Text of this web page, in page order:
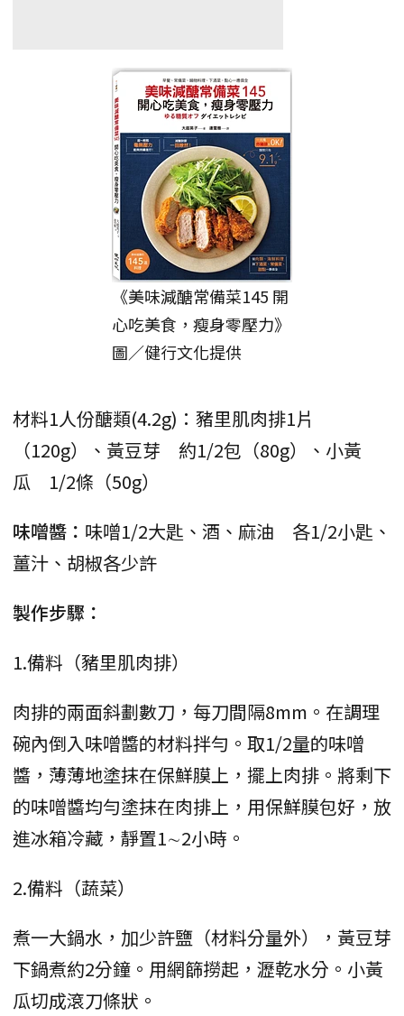
《美味減醣常備菜145 開
心吃美食，瘦身零壓力》
圖／健行文化提供
材料1人份醣類(4.2g)：豬里肌肉排1片
（120g）、黃豆芽 約1/2包（80g）、小黃
瓜 1/2條（50g）
味噌醬： 味噌1/2大匙、酒、麻油 各1/2小匙、
薑汁、胡椒各少許
製作步驟：
1.備料（豬里肌肉排）
肉排的兩面斜劃數刀，每刀間隔8mm。在調理
碗內倒入味噌醬的材料拌勻。取1/2量的味噌
醬，薄薄地塗抹在保鮮膜上，擺上肉排。將剩下
的味噌醬均勻塗抹在肉排上，用保鮮膜包好，放
進冰箱冷藏，靜置1∼2小時。
2.備料（蔬菜）
煮一大鍋水，加少許鹽（材料分量外），黃豆芽
下鍋煮約2分鐘。用網篩撈起，瀝乾水分。小黃
瓜切成滾刀條狀。